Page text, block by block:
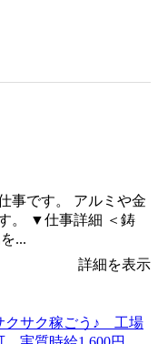
事です。 アルミや金
。 ▼仕事詳細 ＜鋳
...
詳細を表示